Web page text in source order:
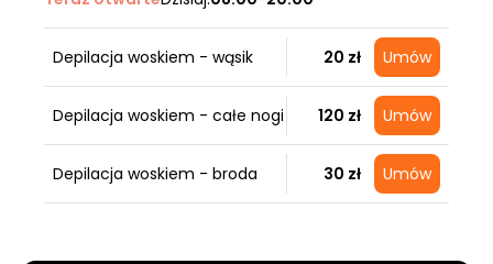
Depilacja woskiem - wąsik 20 zł Umów
Depilacja woskiem - całe nogi 120 zł Umów
Depilacja woskiem - broda 30 zł Umów